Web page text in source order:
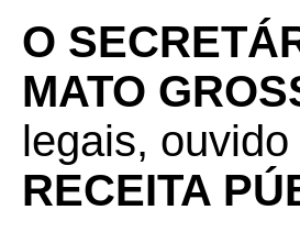
O
MATO
legais, ouvido
RECEITA